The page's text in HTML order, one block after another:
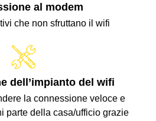
al modem
che non sfruttano il wifi
dell’impianto del wifi
la connessione veloce e
parte della casa/ufficio grazie